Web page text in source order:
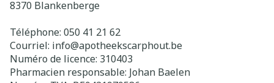
8370 Blankenberge
Téléphone: 050 41 21 62
Courriel: info@apotheekscarphout.be
Numéro de licence: 310403
Pharmacien responsable: Johan Baelen